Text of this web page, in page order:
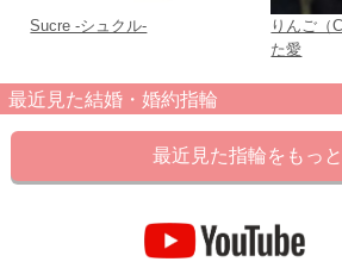
Sucre -シュクル-
りんご（
た愛
最近見た結婚・婚約指輪
最近見た指輪をもっ